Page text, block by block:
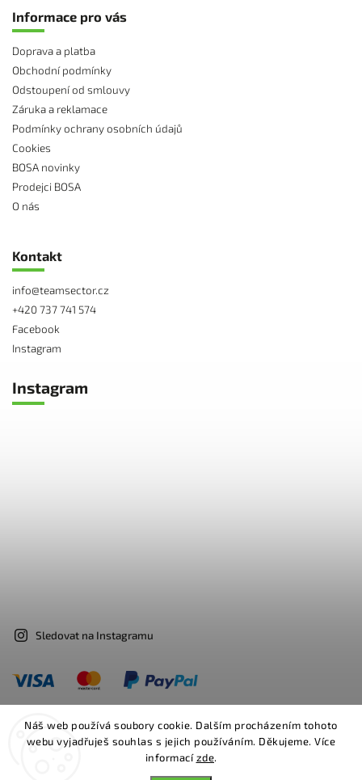
Náš web používá soubory cookie. Dalším procházením tohoto
webu vyjadřuješ souhlas s jejich používáním. Děkujeme. Více
informacízde.
Informace pro vás
Doprava a platba
Obchodní podmínky
Odstoupení od smlouvy
Záruka a reklamace
Podmínky ochrany osobních údajů
Cookies
BOSA novinky
Prodejci BOSA
O nás
Kontakt
info@teamsector.cz
+420 737 741 574
Facebook
Instagram
Instagram
Sledovat na Instagramu
FacebookInstagram